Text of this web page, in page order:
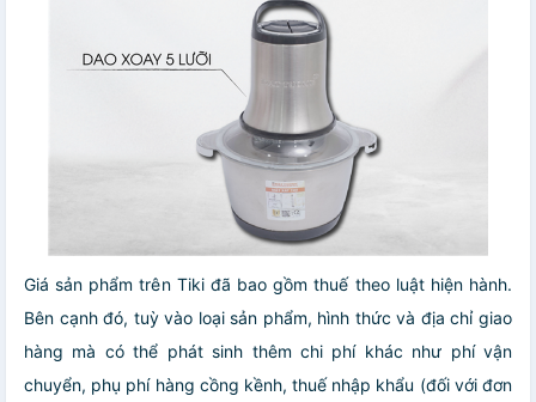
Giá sản phẩm trên Tiki đã bao gồm thuế theo luật hiện hành.
Bên cạnh đó, tuỳ vào loại sản phẩm, hình thức và địa chỉ giao
hàng mà có thể phát sinh thêm chi phí khác như phí vận
chuyển, phụ phí hàng cồng kềnh, thuế nhập khẩu (đối với đơn